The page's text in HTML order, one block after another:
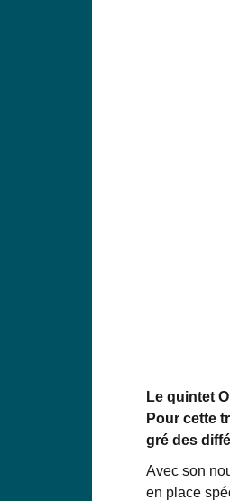
Le quintet
Pour cette
gré des
Avec son
en place